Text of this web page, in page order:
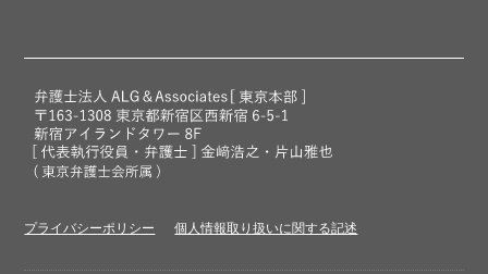
プライバシーポリシー 個人情報取り扱いに関する記述